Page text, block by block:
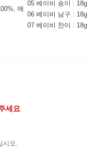
메
05 베이비 송이 : 18g
06 베이비 남구 : 18g
07 베이비 찬이 : 18g
세요
시오.